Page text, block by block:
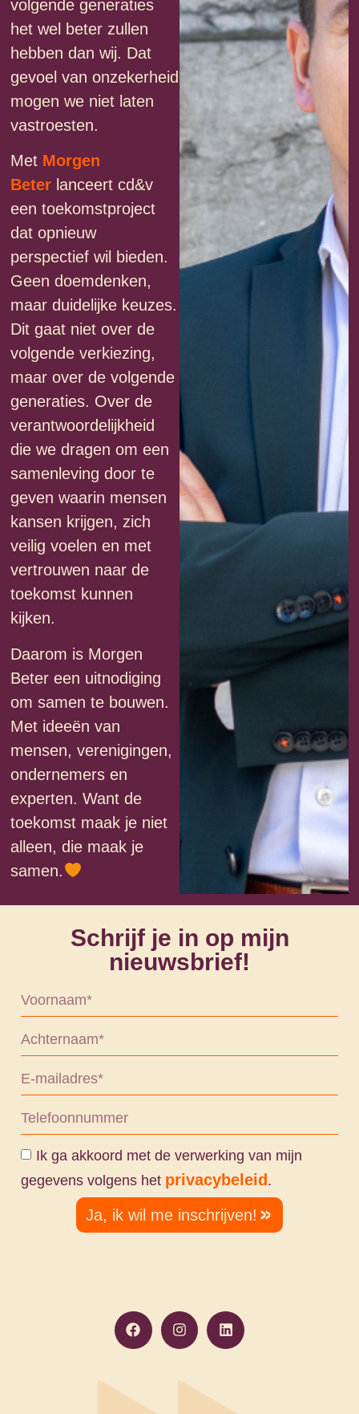
volgende generaties
het wel beter zullen
hebben dan wij. Dat
gevoel van onzekerheid
mogen we niet laten
vastroesten.
Met Morgen
Beter lanceert cd&v
een toekomstproject
dat opnieuw
perspectief wil bieden.
Geen doemdenken,
maar duidelijke keuzes.
Dit gaat niet over de
volgende verkiezing,
maar over de volgende
generaties. Over de
verantwoordelijkheid
die we dragen om een
samenleving door te
geven waarin mensen
kansen krijgen, zich
veilig voelen en met
vertrouwen naar de
toekomst kunnen
kijken.
Daarom is Morgen
Beter een uitnodiging
om samen te bouwen.
Met ideeën van
mensen, verenigingen,
ondernemers en
experten. Want de
toekomst maak je niet
alleen, die maak je
samen.
Schrijf je in op mijn
nieuwsbrief!
Ik ga akkoord met de verwerking van mijn
gegevens volgens het privacybeleid .
Ja, ik wil me inschrijven!